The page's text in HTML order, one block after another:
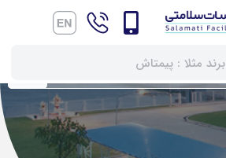
چگونه پول کمتری برای ساخت استخر خانگی بپردازیم